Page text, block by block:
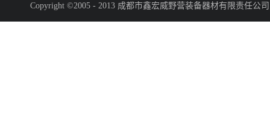
Copyright ©2005 - 2013 成都市鑫宏威野营装备器材有限责任公司